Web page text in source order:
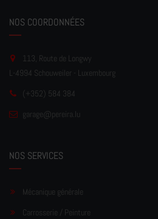
NOS COORDONNÉES
113, Route de Longwy
L-4994 Schouweiler - Luxembourg
(+352) 584 384
garage@pereira.lu
NOS SERVICES
Mécanique générale
Carrosserie / Peinture